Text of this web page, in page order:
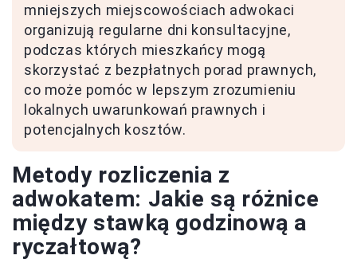
mniejszych miejscowościach adwokaci
organizują regularne dni konsultacyjne,
podczas których mieszkańcy mogą
skorzystać z bezpłatnych porad prawnych,
co może pomóc w lepszym zrozumieniu
lokalnych uwarunkowań prawnych i
potencjalnych kosztów.
Metody rozliczenia z
adwokatem: Jakie są różnice
między stawką godzinową a
ryczałtową?